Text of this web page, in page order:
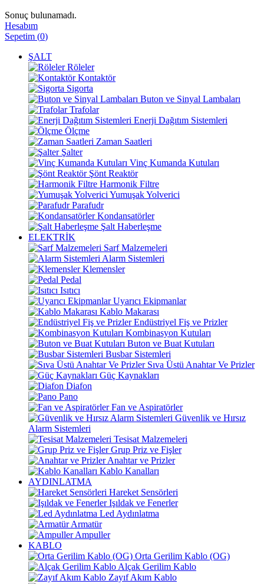
Sonuç bulunamadı.
Hesabım
Sepetim (0)
ŞALT
Röleler
Kontaktör
Sigorta
Buton ve Sinyal Lambaları
Trafolar
Enerji Dağıtım Sistemleri
Ölçme
Zaman Saatleri
Şalter
Vinç Kumanda Kutuları
Şönt Reaktör
Harmonik Filtre
Yumuşak Yolverici
Parafudr
Kondansatörler
Şalt Haberleşme
ELEKTRİK
Sarf Malzemeleri
Alarm Sistemleri
Klemensler
Pedal
Isıtıcı
Uyarıcı Ekipmanlar
Kablo Makarası
Endüstriyel Fiş ve Prizler
Kombinasyon Kutuları
Buton ve Buat Kutuları
Busbar Sistemleri
Sıva Üstü Anahtar Ve Prizler
Güç Kaynakları
Diafon
Pano
Fan ve Aspiratörler
Güvenlik ve Hırsız
Alarm Sistemleri
Tesisat Malzemeleri
Grup Priz ve Fişler
Anahtar ve Prizler
Kablo Kanalları
AYDINLATMA
Hareket Sensörleri
Işıldak ve Fenerler
Led Aydınlatma
Armatür
Ampuller
KABLO
Orta Gerilim Kablo (OG)
Alçak Gerilim Kablo
Zayıf Akım Kablo